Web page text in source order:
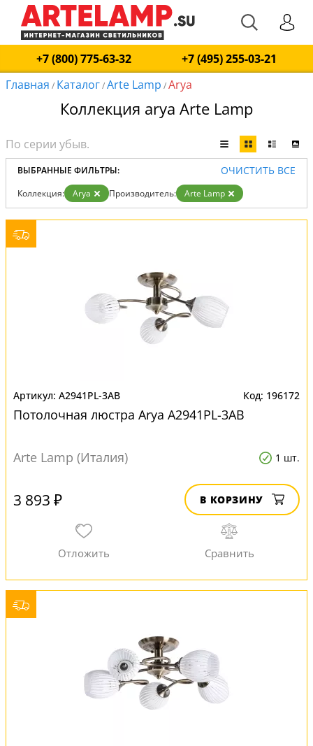
+7 (800) 775-63-32
+7 (495) 255-03-21
Главная / Каталог/Arte Lamp /Arya
Коллекция arya Arte Lamp
ВЫБРАННЫЕ ФИЛЬТРЫ: ОЧИСТИТЬ ВСЕ
Коллекция: Arya Производитель: Arte Lamp
A2941PL-3AB 196172
Потолочная люстра Arya A2941PL-3AB
Arte Lamp (Италия) 1 шт.
3 893 ₽ В КОРЗИНУ